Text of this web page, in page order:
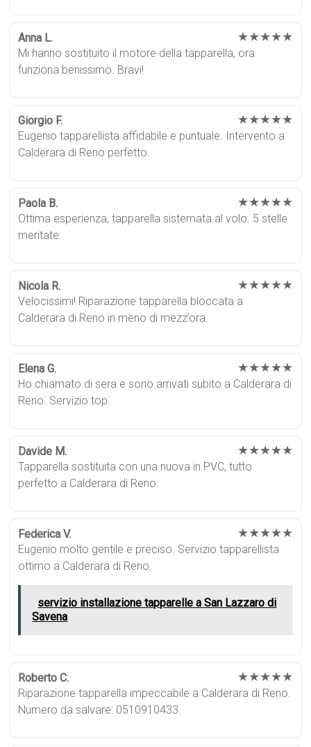
Anna L. ★★★★★
Mi hanno sostituito il motore della tapparella, ora
funziona benissimo. Bravi!
Giorgio F. ★★★★★
Eugenio tapparellista affidabile e puntuale. Intervento a
Calderara di Reno perfetto.
Paola B. ★★★★★
Ottima esperienza, tapparella sistemata al volo. 5 stelle
meritate.
Nicola R. ★★★★★
Velocissimi! Riparazione tapparella bloccata a
Calderara di Reno in meno di mezz’ora.
Elena G. ★★★★★
Ho chiamato di sera e sono arrivati subito a Calderara di
Reno. Servizio top.
Davide M. ★★★★★
Tapparella sostituita con una nuova in PVC, tutto
perfetto a Calderara di Reno.
Federica V. ★★★★★
Eugenio molto gentile e preciso. Servizio tapparellista
ottimo a Calderara di Reno.
servizio installazione tapparelle a San Lazzaro di
Savena
Roberto C. ★★★★★
Riparazione tapparella impeccabile a Calderara di Reno.
Numero da salvare: 0510910433.